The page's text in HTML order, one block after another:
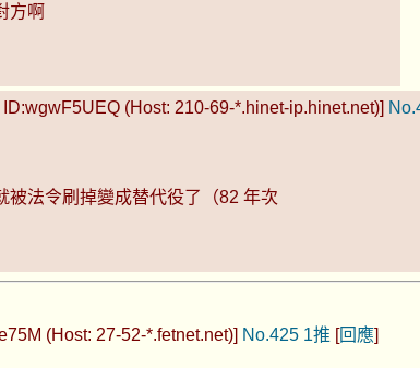
方啊
(Host: 210-69-*.hinet-ip.hinet.net)]
法令刷掉變成替代役了（82 年次
(Host: 27-52-*.fetnet.net)] No.425 1推 [回應]